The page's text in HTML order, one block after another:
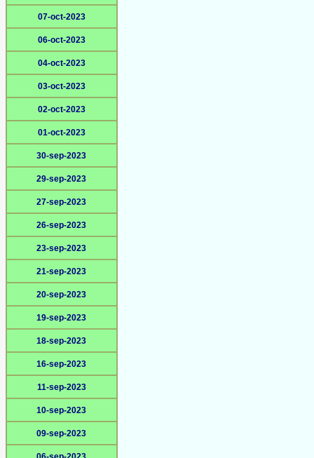
07-oct-2023
06-oct-2023
04-oct-2023
03-oct-2023
02-oct-2023
01-oct-2023
30-sep-2023
29-sep-2023
27-sep-2023
26-sep-2023
23-sep-2023
21-sep-2023
20-sep-2023
19-sep-2023
18-sep-2023
16-sep-2023
11-sep-2023
10-sep-2023
09-sep-2023